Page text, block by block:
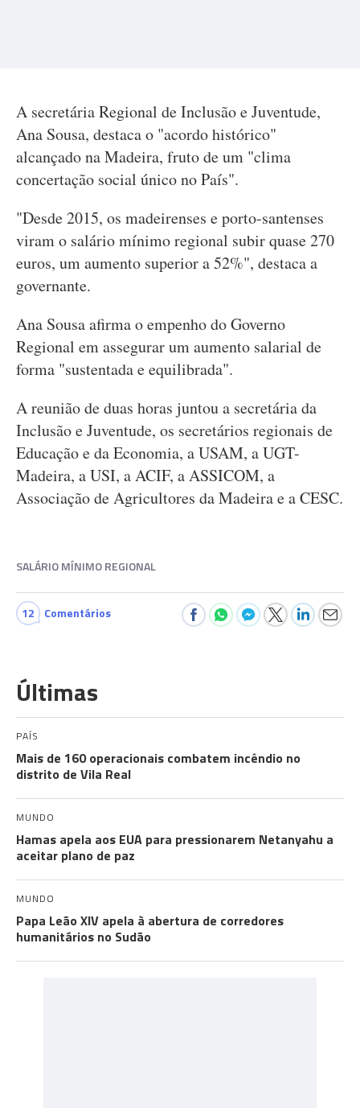
A secretária Regional de Inclusão e Juventude,
Ana Sousa, destaca o "acordo histórico"
alcançado na Madeira, fruto de um "clima
concertação social único no País".
"Desde 2015, os madeirenses e porto-santenses
viram o salário mínimo regional subir quase 270
euros, um aumento superior a 52%", destaca a
governante.
Ana Sousa afirma o empenho do Governo
Regional em assegurar um aumento salarial de
forma "sustentada e equilibrada".
A reunião de duas horas juntou a secretária da
Inclusão e Juventude, os secretários regionais de
Educação e da Economia, a USAM, a UGT-
Madeira, a USI, a ACIF, a ASSICOM, a
Associação de Agricultores da Madeira e a CESC.
SALÁRIO MÍNIMO REGIONAL
12 Comentários
Últimas
PAÍS
Mais de 160 operacionais combatem incêndio no
distrito de Vila Real
MUNDO
Hamas apela aos EUA para pressionarem Netanyahu a
aceitar plano de paz
MUNDO
Papa Leão XIV apela à abertura de corredores
humanitários no Sudão